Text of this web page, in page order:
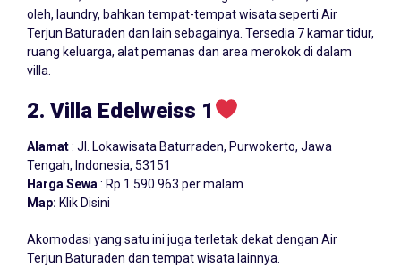
oleh, laundry, bahkan tempat-tempat wisata seperti Air
Terjun Baturaden dan lain sebagainya. Tersedia 7 kamar tidur,
ruang keluarga, alat pemanas dan area merokok di dalam
villa.
2. Villa Edelweiss 1
Alamat: Jl. Lokawisata Baturraden, Purwokerto, Jawa
Tengah, Indonesia, 53151
Harga Sewa : Rp 1.590.963 per malam
Map: Klik Disini
Akomodasi yang satu ini juga terletak dekat dengan Air
Terjun Baturaden dan tempat wisata lainnya.